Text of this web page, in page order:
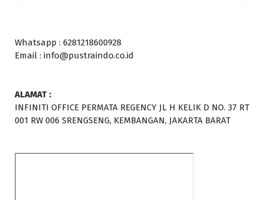
Whatsapp : 6281218600928
Email : info@pustraindo.co.id
ALAMAT :
INFINITI OFFICE PERMATA REGENCY JL H KELIK D NO. 37 RT
001 RW 006 SRENGSENG, KEMBANGAN, JAKARTA BARAT